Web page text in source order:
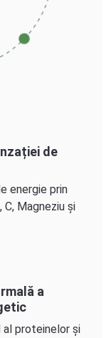
de
energie prin
Magneziu și
a
al proteinelor și